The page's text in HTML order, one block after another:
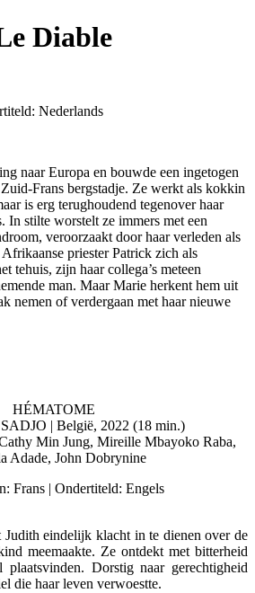
Diable
Nederlands
naar Europa en bouwde een ingetogen
Frans bergstadje. Ze werkt als kokkin
is erg terughoudend tegenover haar
In stilte worstelt ze immers met een
veroorzaakt door haar verleden als
priester Patrick zich als
tehuis, zijn haar collega’s meteen
man. Maar Marie herkent hem uit
nemen of verdergaan met haar nieuwe
HÉMATOME
| België, 2022 (18 min.)
Min Jung, Mireille Mbayoko Raba,
Adade, John Dobrynine
Frans | Ondertiteld: Engels
eindelijk klacht in te dienen over de
meemaakte. Ze ontdekt met bitterheid
Dorstig naar gerechtigheid
die haar leven verwoestte.